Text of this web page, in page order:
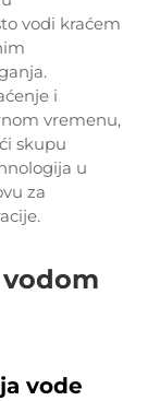
vodi kraćem
i
vremenu,
skupu
u
za
vode